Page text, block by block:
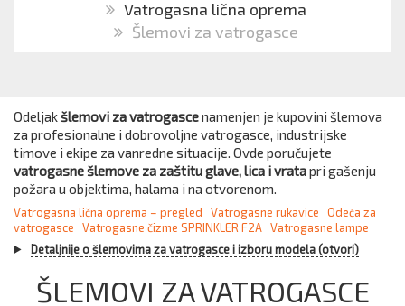
Vatrogasna lična oprema
Šlemovi za vatrogasce
Odeljakšlemovi za vatrogascenamenjen je kupovini šlemova
za profesionalne i dobrovoljne vatrogasce, industrijske
timove i ekipe za vanredne situacije. Ovde poručujete
vatrogasne šlemove za zaštitu glave, lica i vratapri gašenju
požara u objektima, halama i na otvorenom.
Vatrogasna lična oprema – pregled Vatrogasne rukavice
Odeća za
vatrogasce
Vatrogasne čizme SPRINKLER F2A Vatrogasne lampe
Detaljnije o šlemovima za vatrogasce i izboru modela (otvori)
ŠLEMOVI ZA VATROGASCE